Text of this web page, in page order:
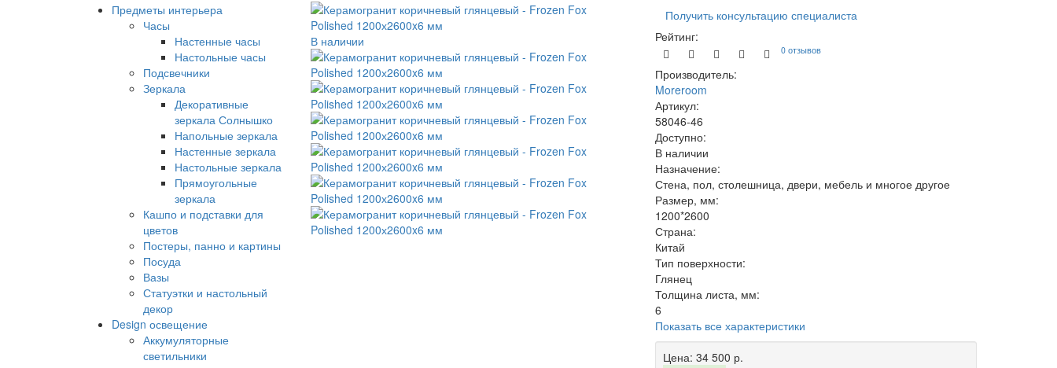
Предметы интерьера
Часы
Настенные часы
Настольные часы
Подсвечники
Зеркала
Декоративные
зеркала Солнышко
Напольные зеркала
Настенные зеркала
Настольные зеркала
Прямоугольные
зеркала
Кашпо и подставки для
цветов
Постеры, панно и картины
Посуда
Вазы
Статуэтки и настольный
декор
Design освещение
Аккумуляторные
светильники
В наличии
Получить консультацию специалиста
Рейтинг:
0 отзывов
Производитель:
Moreroom
Артикул:
58046-46
Доступно:
В наличии
Назначение:
Стена, пол, столешница, двери, мебель и многое другое
Размер, мм:
1200*2600
Страна:
Китай
Тип поверхности:
Глянец
Толщина листа, мм:
6
Показать все характеристики
Цена: 34 500 р.